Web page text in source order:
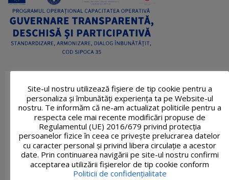
Site-ul nostru utilizează fişiere de tip cookie pentru a
personaliza și îmbunătăți experiența ta pe Website-ul
nostru. Te informăm că ne-am actualizat politicile pentru a
respecta cele mai recente modificări propuse de
Regulamentul (UE) 2016/679 privind protecția
persoanelor fizice în ceea ce privește prelucrarea datelor
cu caracter personal și privind libera circulație a acestor
date. Prin continuarea navigării pe site-ul nostru confirmi
acceptarea utilizării fişierelor de tip cookie conform
Politicii de confidențialitate